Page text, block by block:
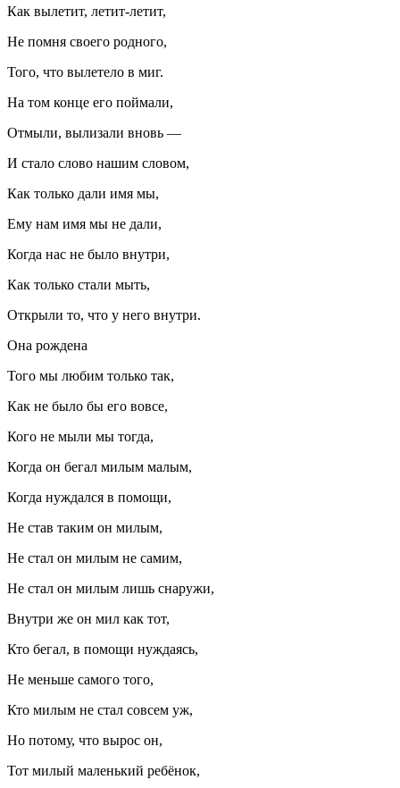
Как вылетит, летит-летит,
Не помня своего родного,
Того, что вылетело в миг.
На том конце его поймали,
Отмыли, вылизали вновь —
И стало слово нашим словом,
Как только дали имя мы,
Ему нам имя мы не дали,
Когда нас не было внутри,
Как только стали мыть,
Открыли то, что у него внутри.
Она рождена
Того мы любим только так,
Как не было бы его вовсе,
Кого не мыли мы тогда,
Когда он бегал милым малым,
Когда нуждался в помощи,
Не став таким он милым,
Не стал он милым не самим,
Не стал он милым лишь снаружи,
Внутри же он мил как тот,
Кто бегал, в помощи нуждаясь,
Не меньше самого того,
Кто милым не стал совсем уж,
Но потому, что вырос он,
Тот милый маленький ребёнок,